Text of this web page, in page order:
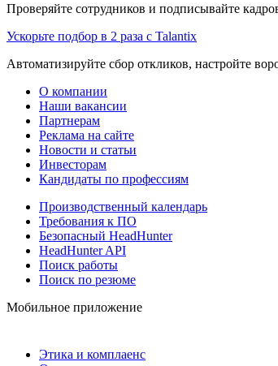
Проверяйте сотрудников и подписывайте
Ускорьте подбор в 2 раза с Talantix
Автоматизируйте сбор откликов, настройте
О компании
Наши вакансии
Партнерам
Реклама на сайте
Новости и статьи
Инвесторам
Кандидаты по профессиям
Производственный календарь
Требования к ПО
Безопасный HeadHunter
HeadHunter API
Поиск работы
Поиск по резюме
Мобильное приложение
Этика и комплаенс